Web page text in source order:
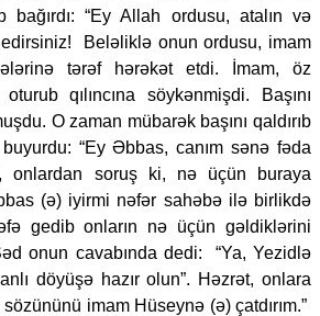
bağırdı: “Ey Allah ordusu, atalın və
Beləliklə onun ordusu, imam
tərəf hərəkət etdi. İmam, öz
qılıncına söykənmişdi. Başını
O zaman mübarək başını qaldırıb
“Ey Əbbas, canım sənə fəda
onlardan soruş ki, nə üçün buraya
(ə) iyirmi nəfər sahəbə ilə birlikdə
gedib onların nə üçün gəldiklərini
onun cavabında dedi: “Ya, Yezidlə
döyüşə hazır olun”. Həzrət, onlara
imam Hüseynə (ə) çatdırım.”